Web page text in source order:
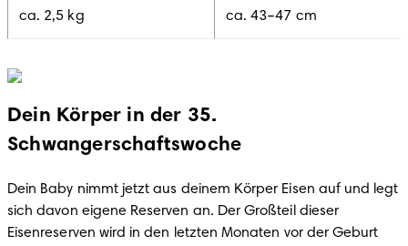
ca. 2,5 kg ca. 43–47 cm
Dein Körper in der 35.
Schwangerschaftswoche
Dein Baby nimmt jetzt aus deinem Körper Eisen auf und legt
sich davon eigene Reserven an. Der Großteil dieser
Eisenreserven wird in den letzten Monaten vor der Geburt